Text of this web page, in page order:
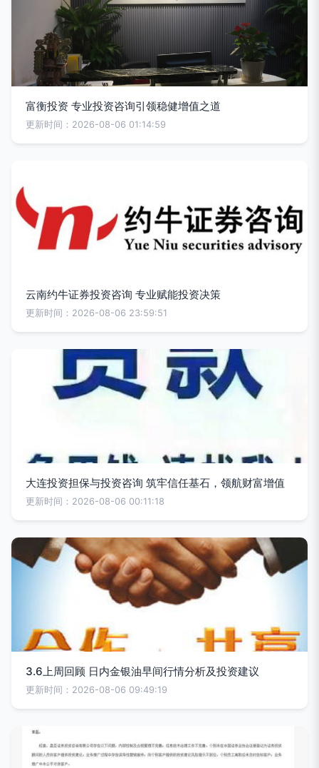
富衡投资 专业投资咨询引领稳健增值之道
更新时间：2026-08-06 01:14:59
云南约牛证券投资咨询 专业赋能投资决策
更新时间：2026-08-06 23:59:51
大连投资担保与投资咨询 筑牢信任基石，领航财富增值
更新时间：2026-08-06 00:11:18
3.6上周回顾 日内金银油早间行情分析及投资建议
更新时间：2026-08-06 09:49:19